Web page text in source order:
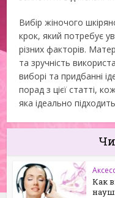
Вибір жіночого
крок, який потребує
різних факторів.
та зручність
виборі та придбанні
порад з цієї статті,
яка ідеально
Как